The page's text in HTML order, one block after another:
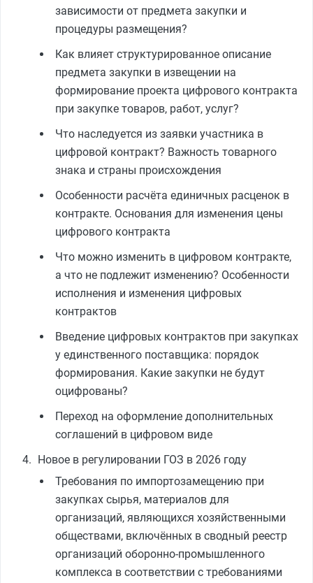
зависимости от предмета закупки и
процедуры размещения?
Как влияет структурированное описание
предмета закупки в извещении на
формирование проекта цифрового контракта
при закупке товаров, работ, услуг?
Что наследуется из заявки участника в
цифровой контракт? Важность товарного
знака и страны происхождения
Особенности расчёта единичных расценок в
контракте. Основания для изменения цены
цифрового контракта
Что можно изменить в цифровом контракте,
а что не подлежит изменению? Особенности
исполнения и изменения цифровых
контрактов
Введение цифровых контрактов при закупках
у единственного поставщика: порядок
формирования. Какие закупки не будут
оцифрованы?
Переход на оформление дополнительных
соглашений в цифровом виде
Новое в регулировании ГОЗ в 2026 году
Требования по импортозамещению при
закупках сырья, материалов для
организаций, являющихся хозяйственными
обществами, включённых в сводный реестр
организаций оборонно-промышленного
комплекса в соответствии с требованиями